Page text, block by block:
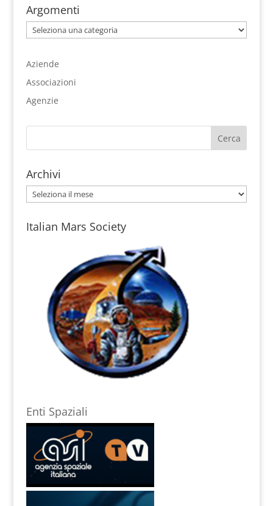
Argomenti
Argomenti
Aziende
Associazioni
Agenzie
Archivi
Archivi
Italian Mars Society
Enti Spaziali